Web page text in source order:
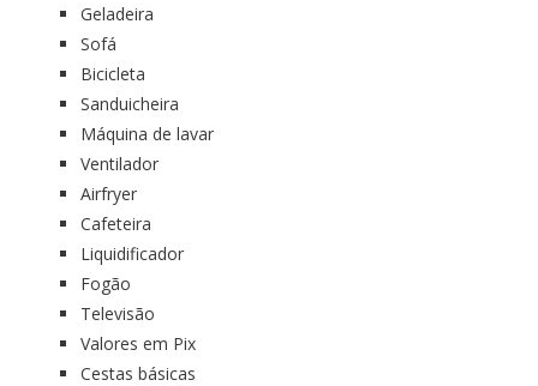
Geladeira
Sofá
Bicicleta
Sanduicheira
Máquina de lavar
Ventilador
Airfryer
Cafeteira
Liquidificador
Fogão
Televisão
Valores em Pix
Cestas básicas